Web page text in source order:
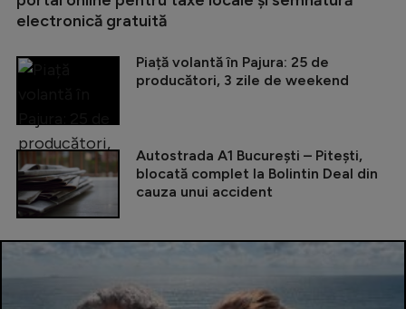
electronică gratuită
Piață volantă în Pajura: 25 de
producători, 3 zile de weekend
Autostrada A1 București – Pitești,
blocată complet la Bolintin Deal din
cauza unui accident